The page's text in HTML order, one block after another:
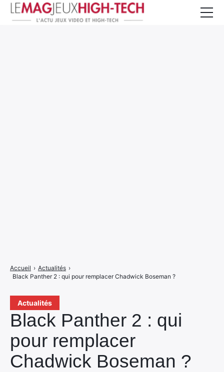
Actualités
Black Panther 2 : qui
pour remplacer
Chadwick Boseman ?
Accueil › Actualités ›
Black Panther 2 : qui pour remplacer Chadwick Boseman ?